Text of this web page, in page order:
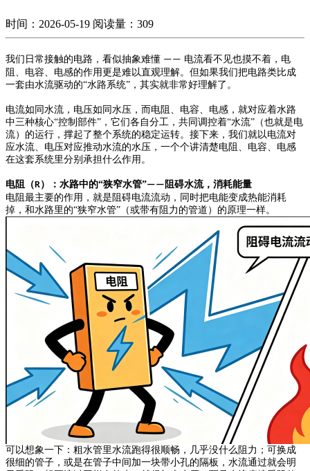
时间：2026-05-19 阅读量：309
我们日常接触的电路，看似抽象难懂 —— 电流看不见也摸不着，电
阻、电容、电感的作用更是难以直观理解。但如果我们把电路类比成
一套由水流驱动的“水路系统” ， 其实就非常好理解了。
电流如同水流，电压如同水压，而电阻、电容、电感，就对应着水路
中三种核心“控制部件” ，它们各自分工，共同调控着“水流” （也就是电
流）的运行，撑起了整个系统的稳定运转。接下来，我们就以电流对
应水流、电压对应推动水流的水压， 一个个讲清楚电阻、电容、电感
在这套系统里分别承担什么作用。
电阻 （R） ：水路中的“狭窄水管”—— 阻碍水流，消耗能量
电阻最主要的作用，就是阻碍电流流动，同时把电能变成热能消耗
掉，和水路里的“狭窄水管” （或带有阻力的管道） 的原理一样。
可以想象一下 ：粗水管里水流跑得很顺畅，几乎没什么阻力；可换成
很细的管子，或是在管子中间加一块带小孔的隔板，水流通过就会明